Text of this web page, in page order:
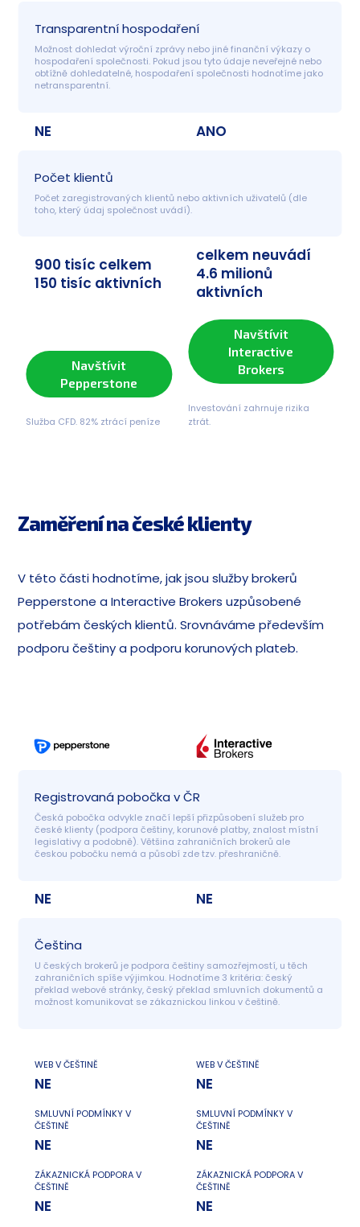
Transparentní hospodaření
Možnost dohledat výroční zprávy nebo jiné finanční výkazy o
hospodaření společnosti. Pokud jsou tyto údaje neveřejné nebo
obtížně dohledatelné, hospodaření společnosti hodnotíme jako
netransparentní.
NE ANO
Počet klientů
Počet zaregistrovaných klientů nebo aktivních uživatelů (dle
toho, který údaj společnost uvádí).
900 tisíc celkem
150 tisíc aktivních
celkem neuvádí
4.6 milionů
aktivních
Navštívit
Pepperstone
Služba CFD. 82% ztrácí peníze
Navštívit
Interactive
Brokers
Investování zahrnuje rizika
ztrát.
Zaměření na české klienty
V této části hodnotíme, jak jsou služby brokerů
Pepperstone a Interactive Brokers uzpůsobené
potřebám českých klientů. Srovnáváme především
podporu češtiny a podporu korunových plateb.
Registrovaná pobočka v ČR
Česká pobočka odvykle značí lepší přizpůsobení služeb pro
české klienty (podpora češtiny, korunové platby, znalost místní
legislativy a podobně). Většina zahraničních brokerů ale
českou pobočku nemá a působí zde tzv. přeshraničně.
NE NE
Čeština
U českých brokerů je podpora češtiny samozřejmostí, u těch
zahraničních spíše výjimkou. Hodnotíme 3 kritéria: český
překlad webové stránky, český překlad smluvních dokumentů a
možnost komunikovat se zákaznickou linkou v češtině.
WEB V ČEŠTINĚ
NE
SMLUVNÍ PODMÍNKY V
ČEŠTINĚ
NE
ZÁKAZNICKÁ PODPORA V
ČEŠTINĚ
NE
WEB V ČEŠTINĚ
NE
SMLUVNÍ PODMÍNKY V
ČEŠTINĚ
NE
ZÁKAZNICKÁ PODPORA V
ČEŠTINĚ
NE